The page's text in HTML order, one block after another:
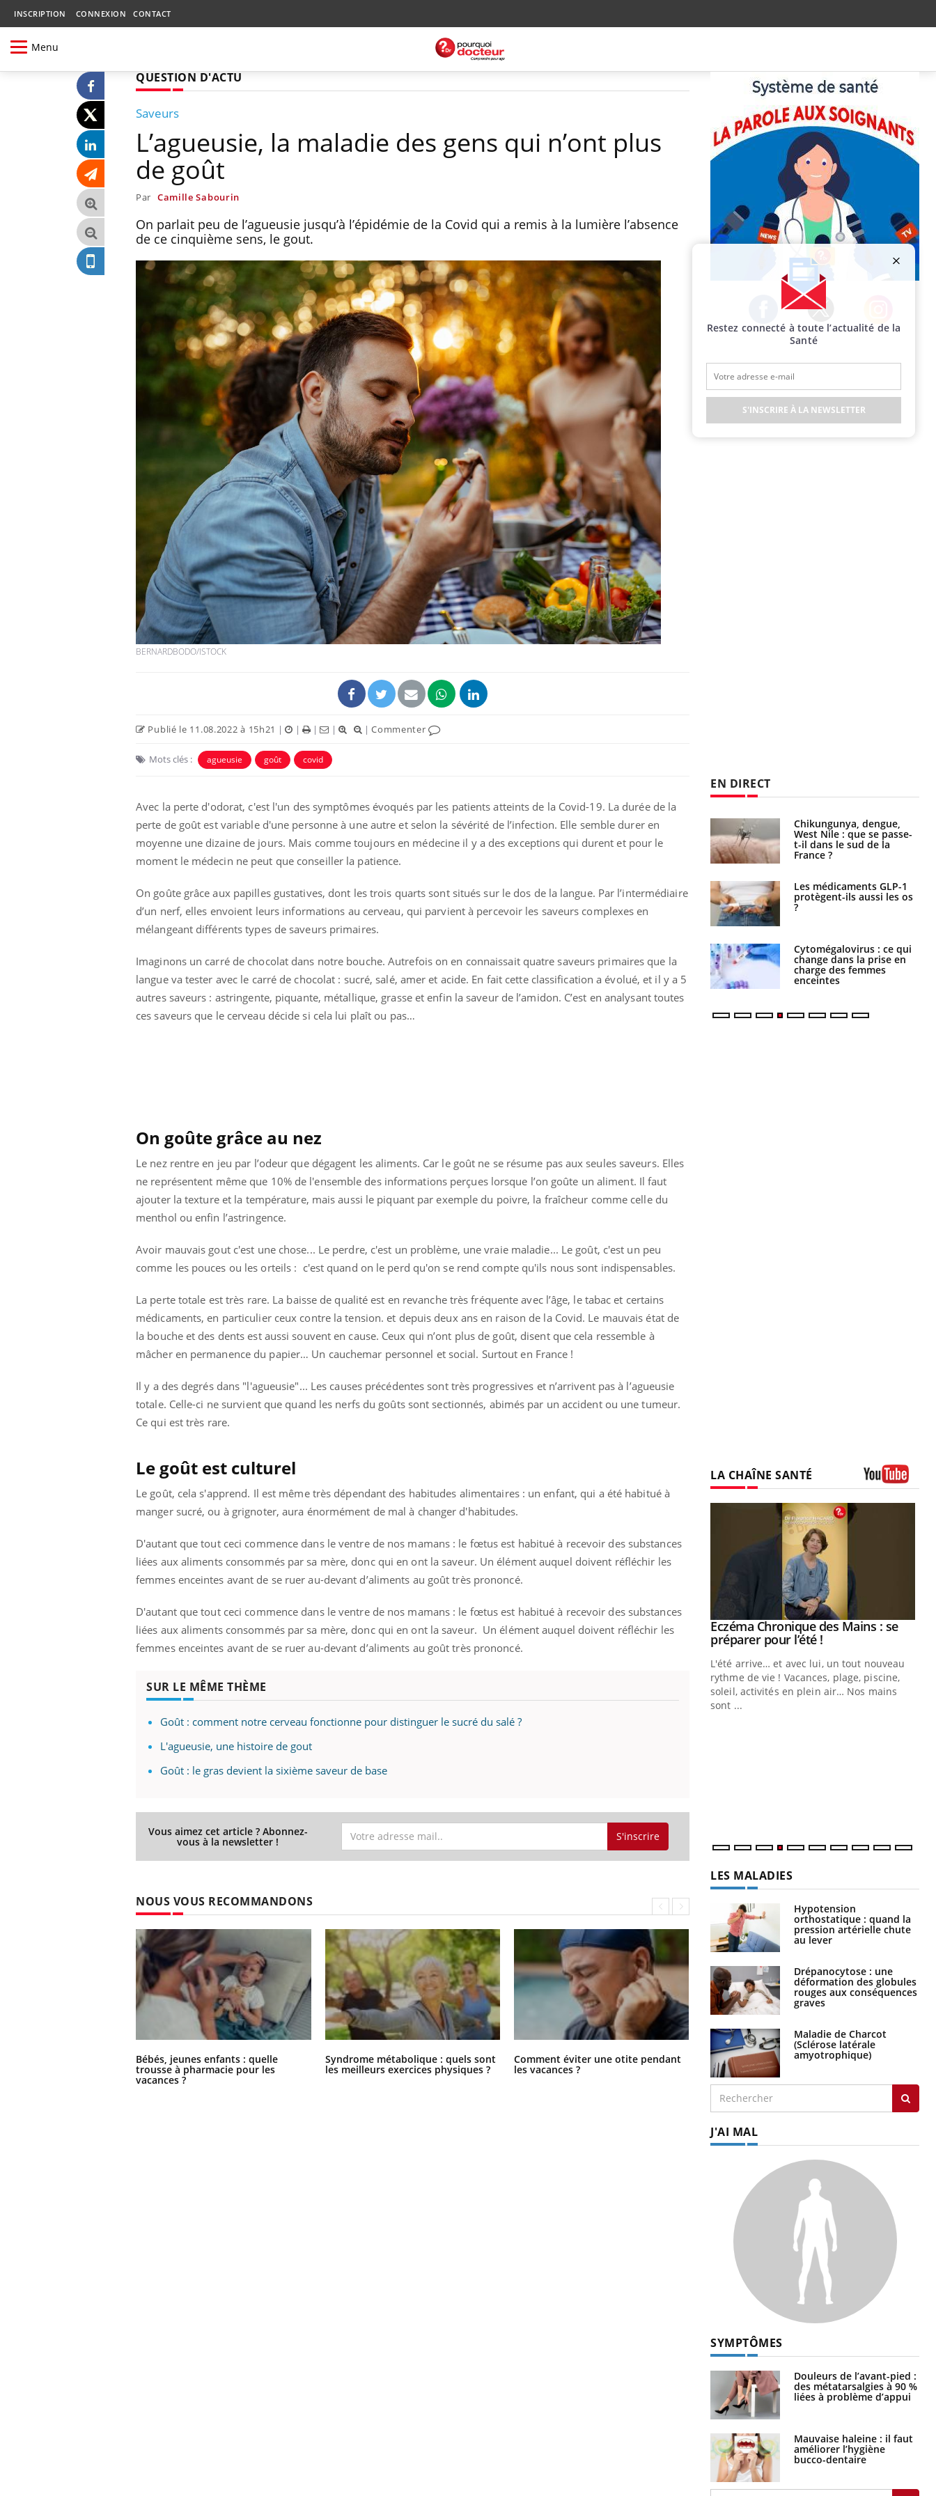
INSCRIPTION CONNEXION CONTACT
Menu
QUESTION D'ACTU
Saveurs
L’agueusie, la maladie des gens qui n’ont plus
de goût
Par Camille Sabourin
On parlait peu de l’agueusie jusqu’à l’épidémie de la Covid qui a remis à la lumière l’absence
de ce cinquième sens, le gout.
BERNARDBODO/ISTOCK
Publié le 11.08.2022 à 15h21 | | | | |Commenter
Mots clés : agueusie goût covid
Avec la perte d'odorat, c'est l'un des symptômes évoqués par les patients atteints de la Covid-19. La durée de la
perte de goût est variable d'une personne à une autre et selon la sévérité de l’infection. Elle semble durer en
moyenne une dizaine de jours. Mais comme toujours en médecine il y a des exceptions qui durent et pour le
moment le médecin ne peut que conseiller la patience.
On goûte grâce aux papilles gustatives, dont les trois quarts sont situés sur le dos de la langue. Par l’intermédiaire
d’un nerf, elles envoient leurs informations au cerveau, qui parvient à percevoir les saveurs complexes en
mélangeant différents types de saveurs primaires.
Imaginons un carré de chocolat dans notre bouche. Autrefois on en connaissait quatre saveurs primaires que la
langue va tester avec le carré de chocolat : sucré, salé, amer et acide. En fait cette classification a évolué, et il y a 5
autres saveurs : astringente, piquante, métallique, grasse et enfin la saveur de l’amidon. C’est en analysant toutes
ces saveurs que le cerveau décide si cela lui plaît ou pas…
On goûte grâce au nez
Le nez rentre en jeu par l’odeur que dégagent les aliments. Car le goût ne se résume pas aux seules saveurs. Elles
ne représentent même que 10% de l'ensemble des informations perçues lorsque l’on goûte un aliment. Il faut
ajouter la texture et la température, mais aussi le piquant par exemple du poivre, la fraîcheur comme celle du
menthol ou enfin l’astringence.
Avoir mauvais gout c'est une chose... Le perdre, c'est un problème, une vraie maladie... Le goût, c'est un peu
comme les pouces ou les orteils : c'est quand on le perd qu'on se rend compte qu'ils nous sont indispensables.
La perte totale est très rare. La baisse de qualité est en revanche très fréquente avec l’âge, le tabac et certains
médicaments, en particulier ceux contre la tension. et depuis deux ans en raison de la Covid. Le mauvais état de
la bouche et des dents est aussi souvent en cause. Ceux qui n’ont plus de goût, disent que cela ressemble à
mâcher en permanence du papier… Un cauchemar personnel et social. Surtout en France !
Il y a des degrés dans "l'agueusie"... Les causes précédentes sont très progressives et n’arrivent pas à l’agueusie
totale. Celle-ci ne survient que quand les nerfs du goûts sont sectionnés, abimés par un accident ou une tumeur.
Ce qui est très rare.
Le goût est culturel
Le goût, cela s'apprend. Il est même très dépendant des habitudes alimentaires : un enfant, qui a été habitué à
manger sucré, ou à grignoter, aura énormément de mal à changer d'habitudes.
D'autant que tout ceci commence dans le ventre de nos mamans : le fœtus est habitué à recevoir des substances
liées aux aliments consommés par sa mère, donc qui en ont la saveur. Un élément auquel doivent réfléchir les
femmes enceintes avant de se ruer au-devant d’aliments au goût très prononcé.
D'autant que tout ceci commence dans le ventre de nos mamans : le fœtus est habitué à recevoir des substances
liées aux aliments consommés par sa mère, donc qui en ont la saveur. Un élément auquel doivent réfléchir les
femmes enceintes avant de se ruer au-devant d’aliments au goût très prononcé.
SUR LE MÊME THÈME
Goût : comment notre cerveau fonctionne pour distinguer le sucré du salé ?
L'agueusie, une histoire de gout
Goût : le gras devient la sixième saveur de base
Vous aimez cet article ? Abonnez-
vous à la newsletter ! S'inscrire
NOUS VOUS RECOMMANDONS
Bébés, jeunes enfants : quelle
trousse à pharmacie pour les
vacances ?
Syndrome métabolique : quels sont
les meilleurs exercices physiques ?
Comment éviter une otite pendant
les vacances ?
Hantavirus : un cas détecté chez un
touriste en France
Facebook Twitter Instagram
EN DIRECT
Bébés, jeunes enfants :
quelle trousse à
pharmacie pour les
vacances ?
Syndrome métabolique :
quels sont les meilleurs
exercices physiques ?
pendant les vacances ?
Hantavirus : un cas
en France
rapport s’interroge sur
son taux élevé en France
naturel attire l'attention
des chercheurs
Comment oublier les
Toujours connectés :
comment le travail
empiète de plus en plus
sur nos soirées
stratégie simple aurait
changé la donne au Pays
basque
Chikungunya, dengue,
West Nile : que se passe-
t-il dans le sud de la
France ?
Les médicaments GLP-1
protègent-ils aussi les os
?
Cytomégalovirus : ce qui
change dans la prise en
charge des femmes
enceintes
LA CHAÎNE SANTÉ
Eczéma Chronique des Mains :
expliquer ma maladieYoutube
d'autres non ! D'un côté, poser des
questions sur la maladie d'un proche c'est
Youtube
Carence en fer : comprendre pour
prévenirYoutube
Youtube
Insuline & Charge mentale : et si on
osait en parler??Youtube
Youtube
Eczéma Chronique des Mains : se
préparer pour l’été !Youtube
L'été arrive… et avec lui, un tout nouveau
rythme de vie ! Vacances, plage, piscine,
soleil, activités en plein air… Nos mains
sont ...
LES MALADIES
Hypotension
orthostatique : quand la
pression artérielle chute
au lever
Drépanocytose : une
déformation des globules
rouges aux conséquences
graves
Maladie de Charcot
(Sclérose latérale
amyotrophique)
J'AI MAL
SYMPTÔMES
Douleurs de l’avant-pied :
des métatarsalgies à 90 %
liées à problème d’appui
Mauvaise haleine : il faut
améliorer l’hygiène
bucco-dentaire
Restez connecté à toute l’actualité de la
Santé
S'INSCRIRE À LA NEWSLETTER